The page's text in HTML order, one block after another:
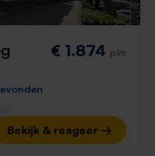
€ 1.874 p/m
Bekijk & reageer →